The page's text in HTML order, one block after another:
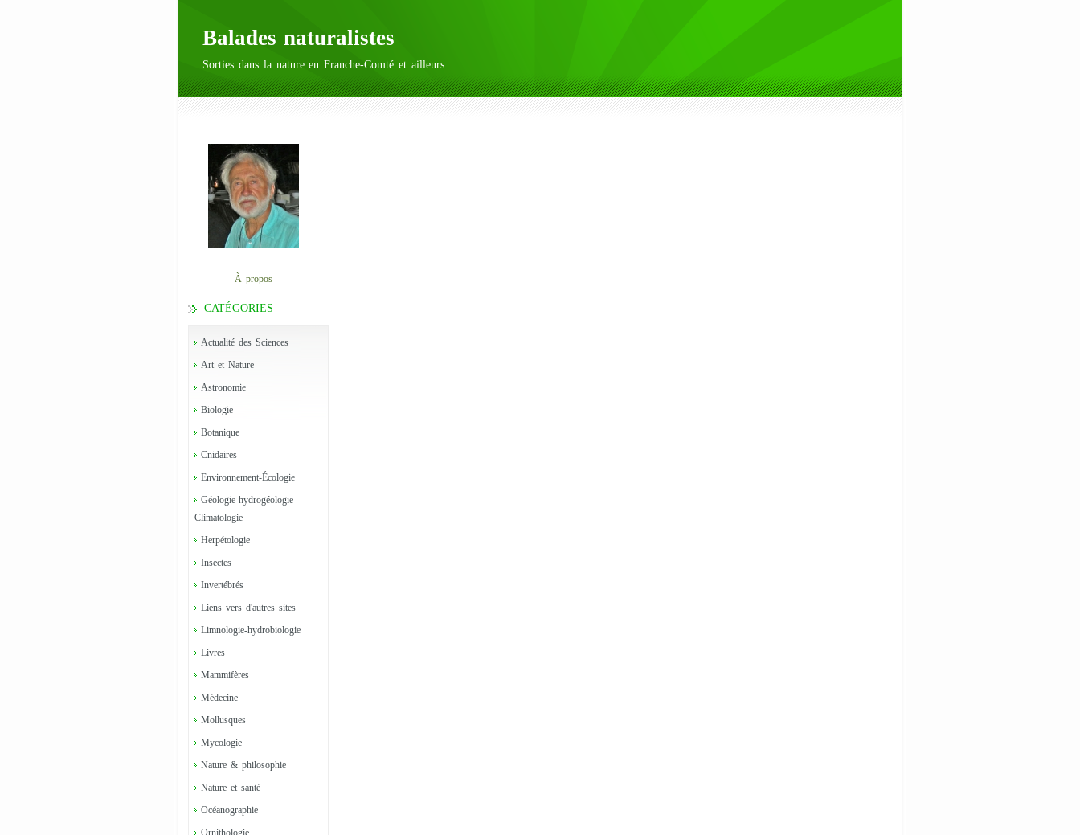
Balades naturalistes
Sorties dans la nature en Franche-Comté et ailleurs
À propos
CATÉGORIES
Actualité des Sciences
Art et Nature
Astronomie
Biologie
Botanique
Cnidaires
Environnement-Écologie
Géologie-hydrogéologie-
Climatologie
Herpétologie
Insectes
Invertébrés
Liens vers d'autres sites
Limnologie-hydrobiologie
Livres
Mammifères
Médecine
Mollusques
Mycologie
Nature & philosophie
Nature et santé
Océanographie
Ornithologie